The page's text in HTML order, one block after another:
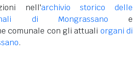
nell'archivio storico delle
di Mongrassano e
comunale con gli attuali organi di
.